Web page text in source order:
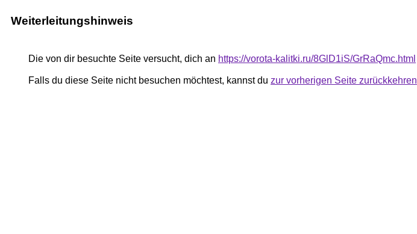
Weiterleitungshinweis
Die von dir besuchte Seite versucht, dich an https://vorota-kalitki.ru/8GlD1iS/GrRaQmc.html
Falls du diese Seite nicht besuchen möchtest, kannst du zur vorherigen Seite zurückkehren